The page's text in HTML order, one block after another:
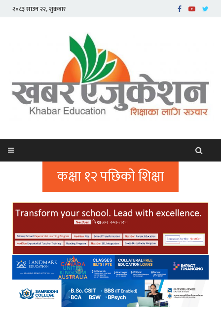
२०८३ साउन २२, शुक्रबार
कक्षा १२ पछिको शिक्षा